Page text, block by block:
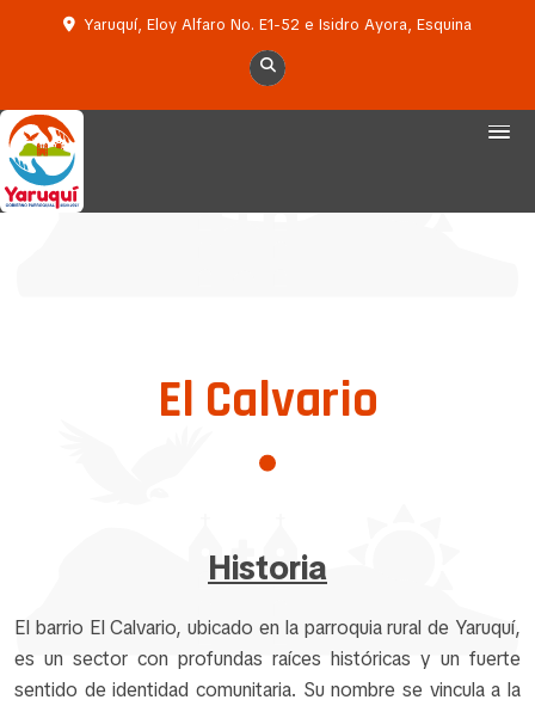
Yaruquí, Eloy Alfaro No. E1-52 e Isidro Ayora, Esquina
El Calvario
Historia
El barrio El Calvario, ubicado en la parroquia rural de Yaruquí,
es un sector con profundas raíces históricas y un fuerte
sentido de identidad comunitaria. Su nombre se vincula a la